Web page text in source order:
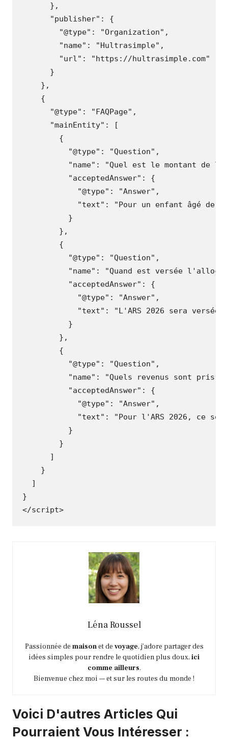
},
"publisher" :
{
"@type" : "Organization" ,
"name" : "Hultrasimple" ,
"url" :
"https://hultrasimple.com"
}
},
{
"@type" : "FAQPage" ,
"mainEntity" :
[
{
"@type" : "Question" ,
"name" :
"Quel est le montant de
"acceptedAnswer" :
{
"@type" : "Answer" ,
"text" :
"Pour un enfant âgé de
}
},
{
"@type" : "Question" ,
"name" :
"Quand est versée
"acceptedAnswer" :
{
"@type" : "Answer" ,
"text" :
"L'ARS 2026 sera
}
},
{
"@type" : "Question" ,
"name" :
"Quels revenus sont pris
"acceptedAnswer" :
{
"@type" : "Answer" ,
"text" :
"Pour l'ARS 2026, ce
}
}
]
}
]
}
</script>
Léna Roussel
Passionnée de maisonet de voyage, j’adore partager des
idées simples pour rendre le quotidien plus doux, ici
comme ailleurs.
Bienvenue chez moi — et sur les routes du monde !
Voici D'autres Articles Qui
Pourraient Vous Intéresser :